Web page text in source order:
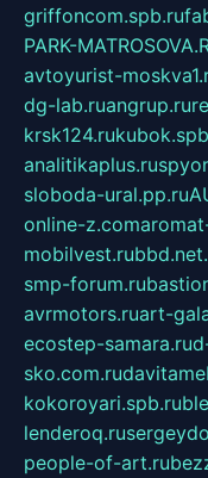
griffoncom.spb.ru
PARK-
avtoyurist-
dg-lab.ruangrup.ru
krsk124.ru
analitikaplus.ru
sloboda-ural.pp.ru
online-z.com
mobilvest.ru
smp-forum.ru
avrmotors.ruart-
ecostep-samara.ru
sko.com.ru
kokoroyari.spb.ru
lenderoq.ru
people-of-art.ru